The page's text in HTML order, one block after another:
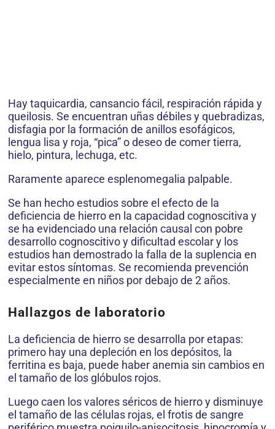
Hay taquicardia, cansancio fácil, respiración rápida y
queilosis. Se encuentran uñas débiles y quebradizas,
disfagia por la formación de anillos esofágicos,
lengua lisa y roja, “pica” o deseo de comer tierra,
hielo, pintura, lechuga, etc.
Raramente aparece esplenomegalia palpable.
Se han hecho estudios sobre el efecto de la
deficiencia de hierro en la capacidad cognoscitiva y
se ha evidenciado una relación causal con pobre
desarrollo cognoscitivo y dificultad escolar y los
estudios han demostrado la falla de la suplencia en
evitar estos síntomas. Se recomienda prevención
especialmente en niños por debajo de 2 años.
Hallazgos de laboratorio
La deficiencia de hierro se desarrolla por etapas:
primero hay una depleción en los depósitos, la
ferritina es baja, puede haber anemia sin cambios en
el tamaño de los glóbulos rojos.
Luego caen los valores séricos de hierro y disminuye
el tamaño de las células rojas, el frotis de sangre